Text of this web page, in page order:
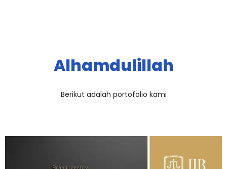
Alhamdulillah
Berikut adalah portofolio kami